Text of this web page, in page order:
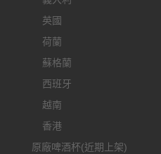
英國
荷蘭
蘇格蘭
西班牙
越南
香港
原廠啤酒杯(近期上架)